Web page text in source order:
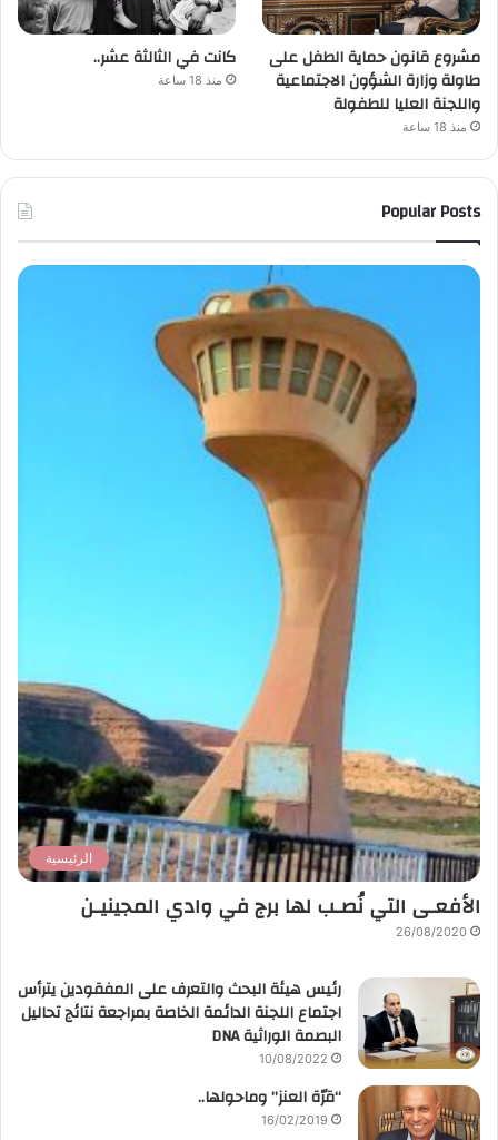
مشروع قانون حماية الطفل على
طاولة وزارة الشؤون الاجتماعية
واللجنة العليا للطفولة
منذ 18 ساعة
كانت في الثالثة عشر..
منذ 18 ساعة
Popular Posts
الرئيسية
الأفعـى التي نُصـب لها برج في وادي المجينيـن
26/08/2020
رئيس هيئة البحث والتعرف على المفقودين يترأس
اجتماع اللجنة الدائمة الخاصة بمراجعة نتائج تحاليل
البصمة الوراثية DNA
10/08/2022
“قرّة العنز” وماحولها..
16/02/2019